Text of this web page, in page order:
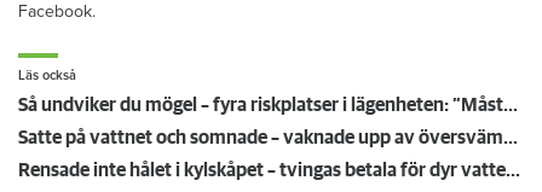
Facebook.
Läs också
Så undviker du mögel – fyra riskplatser i lägenheten: ”Måste städa bort”
Satte på vattnet och somnade – vaknade upp av översvämning hos grannen
Rensade inte hålet i kylskåpet – tvingas betala för dyr vattenskada